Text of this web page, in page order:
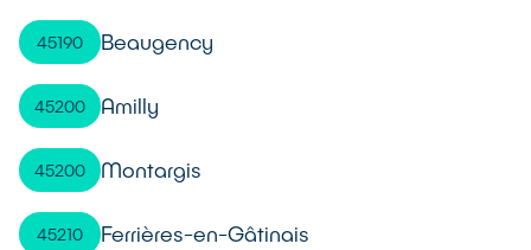
45190 Beaugency
45200 Amilly
45200 Montargis
45210 Ferrières-en-Gâtinais